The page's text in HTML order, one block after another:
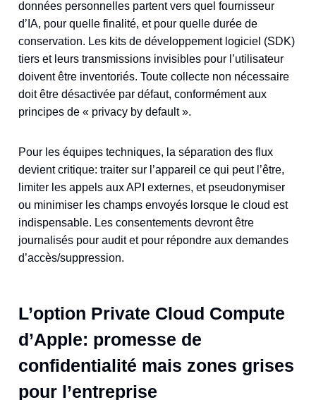
données personnelles partent vers quel fournisseur
d’IA, pour quelle finalité, et pour quelle durée de
conservation. Les kits de développement logiciel (SDK)
tiers et leurs transmissions invisibles pour l’utilisateur
doivent être inventoriés. Toute collecte non nécessaire
doit être désactivée par défaut, conformément aux
principes de « privacy by default ».
Pour les équipes techniques, la séparation des flux
devient critique: traiter sur l’appareil ce qui peut l’être,
limiter les appels aux API externes, et pseudonymiser
ou minimiser les champs envoyés lorsque le cloud est
indispensable. Les consentements devront être
journalisés pour audit et pour répondre aux demandes
d’accès/suppression.
L’option Private Cloud Compute
d’Apple: promesse de
confidentialité mais zones grises
pour l’entreprise